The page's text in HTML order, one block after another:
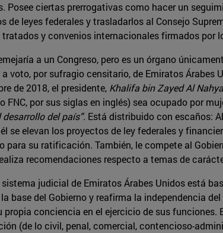
Posee ciertas prerrogativas como hacer un
de leyes federales y trasladarlos al Consejo
y convenios internacionales firmados por
a un Congreso, pero es un órgano
voto, por sufragio censitario, de Emiratos Árabes
de 2018, el presidente, Khalifa bin Zayed Al
FNC, por sus siglas en inglés) sea ocupado por
del país”. Está distribuido con escaños:
se elevan los proyectos de ley federales y
para su ratificación. También, le compete al
recomendaciones respecto a temas de
sistema judicial de Emiratos Árabes Unidos está
base del Gobierno y reafirma la independencia
propia conciencia en el ejercicio de sus
(de lo civil, penal, comercial, contencioso-